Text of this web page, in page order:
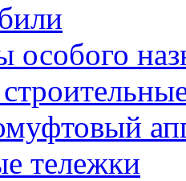
особого
тележки